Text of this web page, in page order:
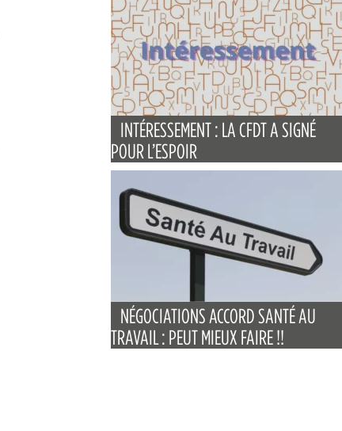
INTÉRESSEMENT : LA CFDT A SIGNÉ
POUR L’ESPOIR
NÉGOCIATIONS ACCORD SANTÉ AU
TRAVAIL : PEUT MIEUX FAIRE !!